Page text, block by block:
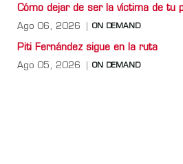
Cómo dejar de ser la víctima de tu
Ago 06, 2026 ON DEMAND
Piti Fernández sigue en la ruta
Ago 05, 2026 ON DEMAND